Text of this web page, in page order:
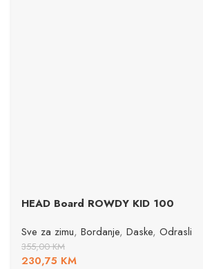
HEAD Board ROWDY KID 100
Sve za zimu, Bordanje, Daske, Odrasli
355,00KM
230,75 KM